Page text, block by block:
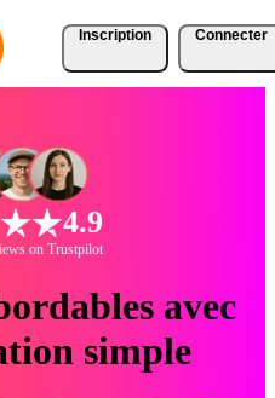
Inscription Connecter
4.9
on Trustpilot
avec
simple